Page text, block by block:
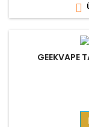

GEEKVAPE